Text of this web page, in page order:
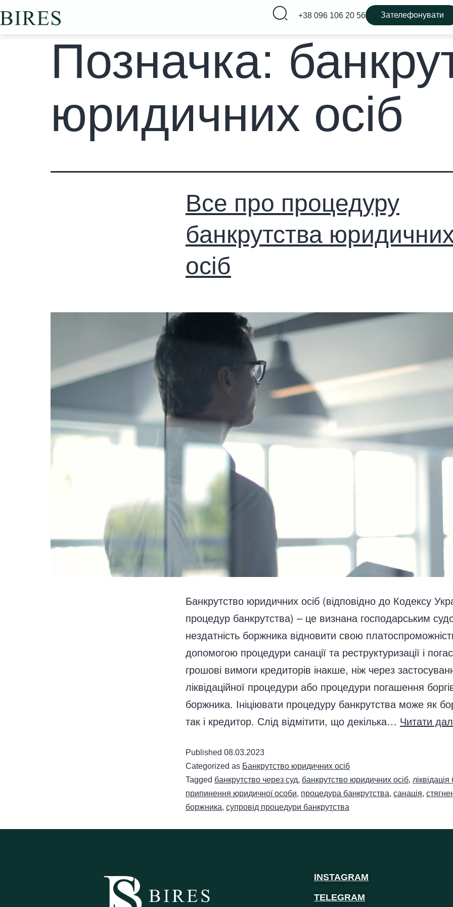
+38 096 106 20 56 Зателефонувати
Позначка:
юридичних осіб
Все про процедуру
банкрутства
осіб
Банкрутство юридичних осіб (відповідно до Кодексу
процедур банкрутства) – це визнана господарським
нездатність боржника відновити свою
допомогою процедури санації та реструктуризації і
грошові вимоги кредиторів інакше, ніж через
ліквідаційної процедури або процедури погашення
боржника. Ініціювати процедуру банкрутства може як
так і кредитор. Слід відмітити, що декілька… Читати
Published 08.03.2023
Categorized as Банкрутство юридичних осіб
Tagged банкрутство через суд, банкрутство юридичних осіб,
припинення юридичної особи, процедура банкрутства, санація,
боржника, супровід процедури банкрутства
INSTAGRAM
TELEGRAM